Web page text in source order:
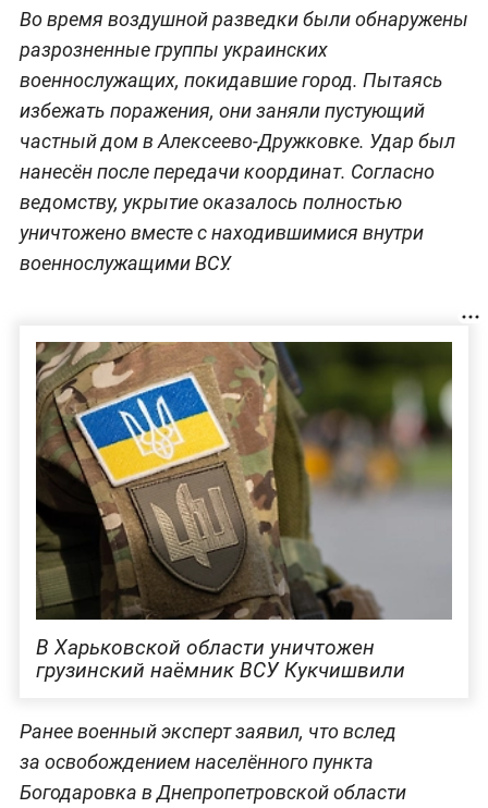
Во время воздушной разведки были обнаружены
разрозненные группы украинских
военнослужащих, покидавшие город. Пытаясь
избежать поражения, они заняли пустующий
частный дом в Алексеево-Дружковке. Удар был
нанесён после передачи координат. Согласно
ведомству, укрытие оказалось полностью
уничтожено вместе с находившимися внутри
военнослужащими ВСУ.
В Харьковской области уничтожен
грузинский наёмник ВСУ Кукчишвили
Ранее военный эксперт заявил, что вслед
за освобождением населённого пункта
Богодаровка в Днепропетровской области